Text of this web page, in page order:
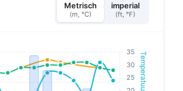
Metrisch
(m, °C)
imperial
(ft, °F)